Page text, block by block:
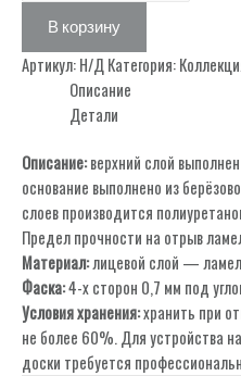
В корзину
Артикул:Н/Д Категория:
Описание
Детали
Описание:верхний слой
основание выполнено из
слоев производится
Предел прочности на отрыв
Материал:лицевой слой —
Фаска:4-х сторон 0,7 мм под
Условия хранения:хранить при
не более 60%. Для устройства
доски требуется